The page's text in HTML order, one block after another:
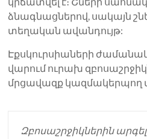
ձնագնացներով, սակայն
տեղական ավանդույթ:
Էքսկուրսիաների
վարում ուրախ
մրցավազք կազմակերպող
Զբոսաշրջիկներին